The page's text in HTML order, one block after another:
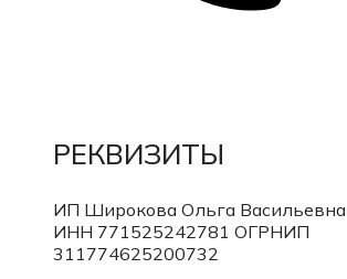
РЕКВИЗИТЫ
ИП Широкова Ольга Васильевна
ИНН 771525242781 ОГРНИП
311774625200732